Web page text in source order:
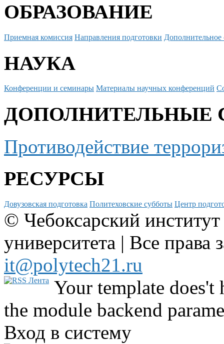
ОБРАЗОВАНИЕ
Приемная комиссия Направления подготовки Дополнительное
НАУКА
Конференции и семинары Материалы научных конференций
ДОПОЛНИТЕЛЬНЫЕ
Противодействие
РЕСУРСЫ
Довузовская подготовка Политеховские субботы Центр
© Чебоксарский
университета | Все
it@polytech21.ru
Your template
the module backend
Вход в систему